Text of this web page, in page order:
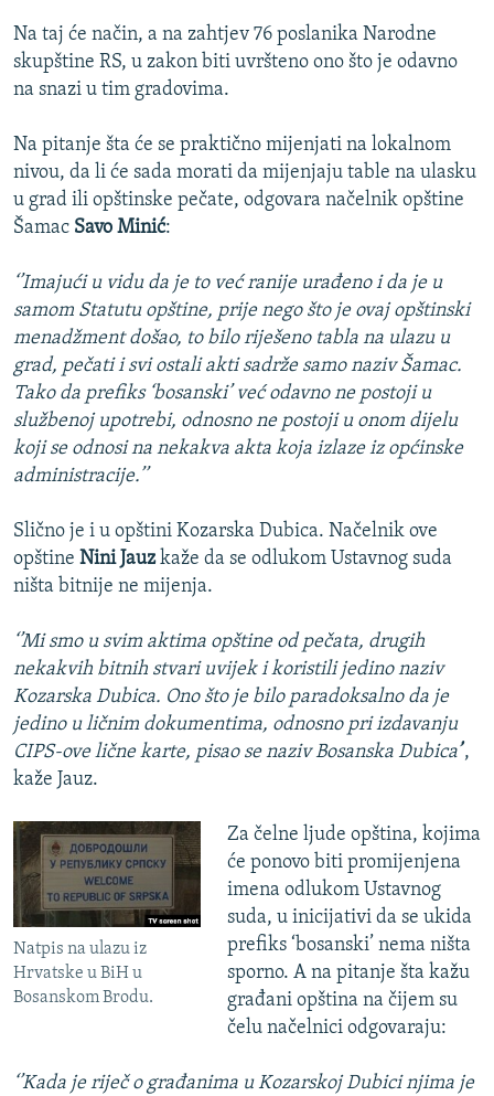
NASTANAK I RASPAD JUGOSLAVIJE
Na taj će način, a na zahtjev 76 poslanika Narodne
skupštine RS, u zakon biti uvršteno ono što je odavno
na snazi u tim gradovima.
Na pitanje šta će se praktično mijenjati na lokalnom
nivou, da li će sada morati da mijenjaju table na ulasku
u grad ili opštinske pečate, odgovara načelnik opštine
Šamac Savo Minić:
‘’Imajući u vidu da je to već ranije urađeno i da je u
samom Statutu opštine, prije nego što je ovaj opštinski
menadžment došao, to bilo riješeno tabla na ulazu u
grad, pečati i svi ostali akti sadrže samo naziv Šamac.
Tako da prefiks ‘bosanski’ već odavno ne postoji u
službenoj upotrebi, odnosno ne postoji u onom dijelu
koji se odnosi na nekakva akta koja izlaze iz općinske
administracije.’’
Slično je i u opštini Kozarska Dubica. Načelnik ove
opštine Nini Jauzkaže da se odlukom Ustavnog suda
ništa bitnije ne mijenja.
‘’Mi smo u svim aktima opštine od pečata, drugih
nekakvih bitnih stvari uvijek i koristili jedino naziv
Kozarska Dubica. Ono što je bilo paradoksalno da je
jedino u ličnim dokumentima, odnosno pri izdavanju
CIPS-ove lične karte, pisao se naziv Bosanska Dubica’’,
kaže Jauz.
Natpis na ulazu iz
Hrvatske u BiH u
Bosanskom Brodu.
Za čelne ljude opština, kojima
će ponovo biti promijenjena
imena odlukom Ustavnog
suda, u inicijativi da se ukida
prefiks ‘bosanski’ nema ništa
sporno. A na pitanje šta kažu
građani opština na čijem su
čelu načelnici odgovaraju:
‘’Kada je riječ o građanima u Kozarskoj Dubici njima je